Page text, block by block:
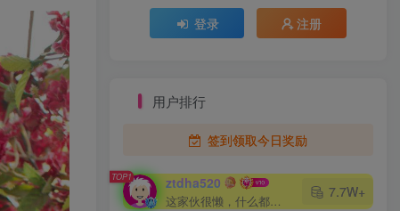
登录 注册
用户排行
签到领取今日奖励
TOP1 ztdha520
这家伙很懒，什么都没有写...
7.7W+